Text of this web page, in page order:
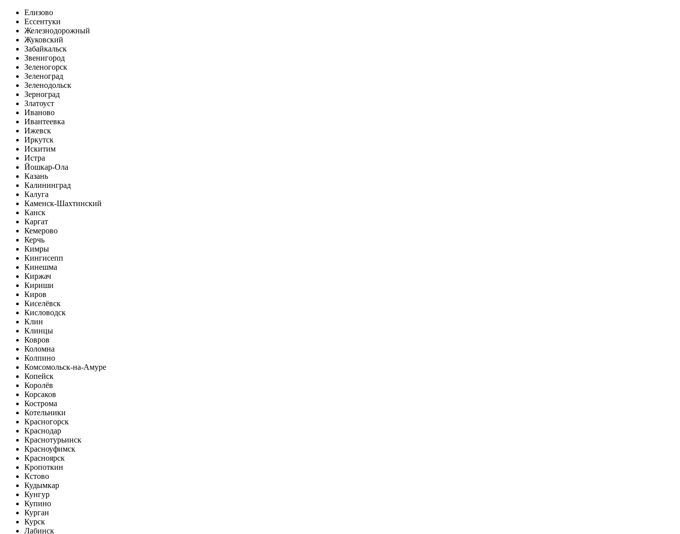
Елизово
Ессентуки
Железнодорожный
Жуковский
Забайкальск
Звенигород
Зеленогорск
Зеленоград
Зеленодольск
Зерноград
Златоуст
Иваново
Ивантеевка
Ижевск
Иркутск
Искитим
Истра
Йошкар-Ола
Казань
Калининград
Калуга
Каменск-Шахтинский
Канск
Каргат
Кемерово
Керчь
Кимры
Кингисепп
Кинешма
Киржач
Кириши
Киров
Киселёвск
Кисловодск
Клин
Клинцы
Ковров
Коломна
Колпино
Комсомольск-на-Амуре
Копейск
Королёв
Корсаков
Кострома
Котельники
Красногорск
Краснодар
Краснотурьинск
Красноуфимск
Красноярск
Кропоткин
Кстово
Кудымкар
Кунгур
Купино
Курган
Курск
Лабинск